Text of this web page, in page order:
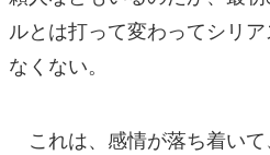
ルとは打って変わってシリ
なくない。
これは、感情が落ち着いて